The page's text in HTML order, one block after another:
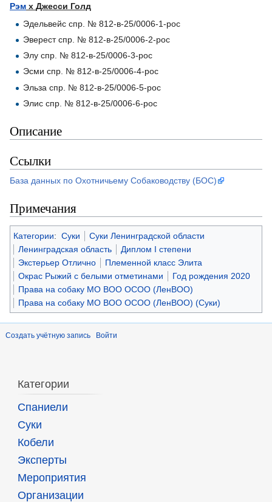
Рэм х Джесси Голд
Эдельвейс спр. № 812-в-25/0006-1-рос
Эверест спр. № 812-в-25/0006-2-рос
Элу спр. № 812-в-25/0006-3-рос
Эсми спр. № 812-в-25/0006-4-рос
Эльза спр. № 812-в-25/0006-5-рос
Элис спр. № 812-в-25/0006-6-рос
Описание
Ссылки
База данных по Охотничьему Собаководству (БОС)
Примечания
Категории: Суки
Суки Ленинградской области
Ленинградская область
Диплом I степени
Экстерьер Отлично
Племенной класс Элита
Окрас Рыжий с белыми отметинами
Год рождения 2020
Права на собаку МО ВОО ОСОО (ЛенВОО)
Права на собаку МО ВОО ОСОО (ЛенВОО) (Суки)
Создать учётную запись Войти
Категории
Спаниели
Суки
Кобели
Эксперты
Мероприятия
Организации